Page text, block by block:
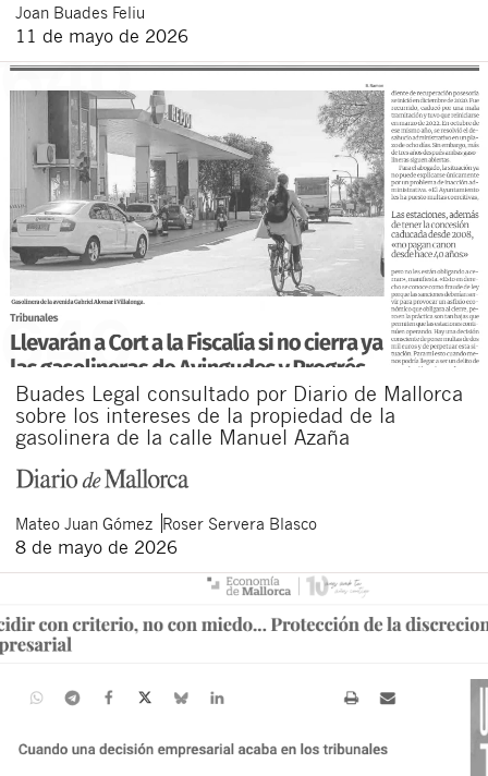
Joan Buades Feliu
11 de mayo de 2026
Buades Legal consultado por Diario de Mallorca
sobre los intereses de la propiedad de la
gasolinera de la calle Manuel Azaña
Mateo Juan Gómez Roser Servera Blasco
8 de mayo de 2026